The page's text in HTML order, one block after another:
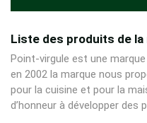
Liste des produits de
Point-virgule est une
en 2002 la marque nous
pour la cuisine et pour la
d’honneur à développer des